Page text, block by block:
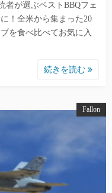
者が選ぶベストBBQフェ
！全米から集まった20
を食べ比べてお気に入
続きを読む
Fallon